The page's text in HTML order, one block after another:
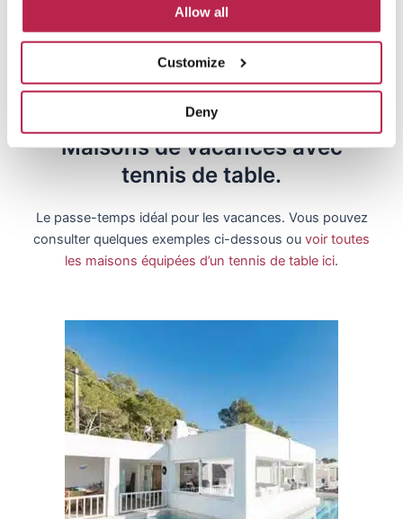
Allow all
Customize
Deny
pour les familles !
Maisons de vacances avec
tennis de table.
Le passe-temps idéal pour les vacances. Vous pouvez
consulter quelques exemples ci-dessous ou voir toutes
les maisons équipées d’un tennis de table ici.